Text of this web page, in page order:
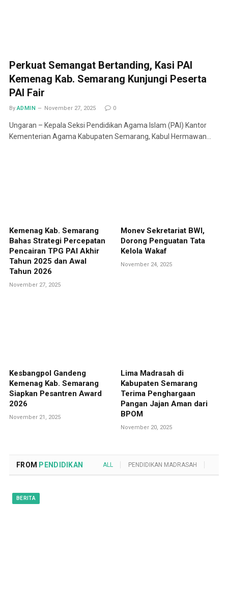
Perkuat Semangat Bertanding, Kasi PAI
Kemenag Kab. Semarang Kunjungi Peserta
PAI Fair
By ADMIN November 27, 2025 0
Ungaran – Kepala Seksi Pendidikan Agama Islam (PAI) Kantor
Kementerian Agama Kabupaten Semarang, Kabul Hermawan…
Kemenag Kab. Semarang
Bahas Strategi Percepatan
Pencairan TPG PAI Akhir
Tahun 2025 dan Awal
Tahun 2026
November 27, 2025
Monev Sekretariat BWI,
Dorong Penguatan Tata
Kelola Wakaf
November 24, 2025
Kesbangpol Gandeng
Kemenag Kab. Semarang
Siapkan Pesantren Award
2026
November 21, 2025
Lima Madrasah di
Kabupaten Semarang
Terima Penghargaan
Pangan Jajan Aman dari
BPOM
November 20, 2025
FROM PENDIDIKAN ALL PENDIDIKAN MADRASAH
BERITA